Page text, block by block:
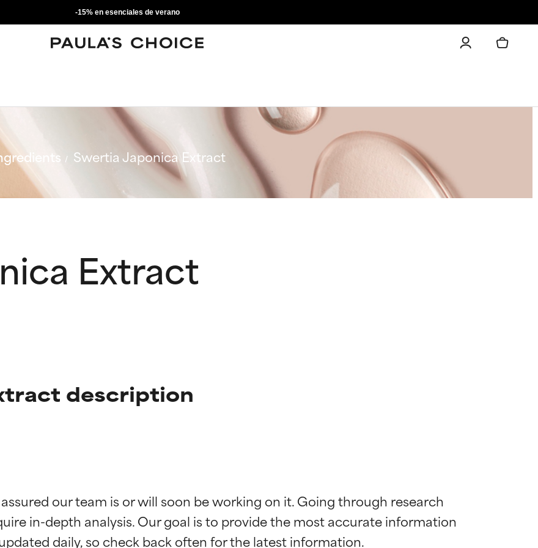
-15% en esenciales de verano
Swertia Japonica Extract
Extract
description
our team is or will soon be working on it. Going through research
in-depth analysis. Our goal is to provide the most accurate information
con beneficios reales para la piel. Su eficacia está demostrada y
con beneficios reales para la piel. Su eficacia está demostrada y